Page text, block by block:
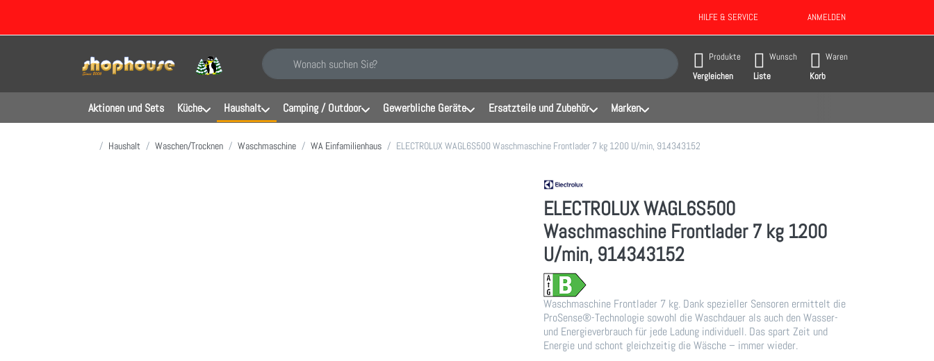
HILFE & SERVICE ANMELDEN
Geben Sie einen Suchbegriff ein. Während Sie tippen, erscheinen automatisch erste Ergebnisse. Drücken Sie die Eingabetaste, um alle Ergebnisse aufzurufen.
Produkte
Vergleichen
Wunsch
Liste
Waren
Korb
Aktionen und Sets Küche Haushalt Camping / Outdoor Gewerbliche Geräte Ersatzteile und Zubehör Marken
Startseite
Haushalt Waschen/Trocknen Waschmaschine WA Einfamilienhaus ELECTROLUX WAGL6S500 Waschmaschine Frontlader 7 kg 1200 U/min, 914343152
ELECTROLUX WAGL6S500
Waschmaschine Frontlader 7 kg 1200
U/min, 914343152
Waschmaschine Frontlader 7 kg. Dank spezieller Sensoren ermittelt die
ProSense®-Technologie sowohl die Waschdauer als auch den Wasser-
und Energieverbrauch für jede Ladung individuell. Das spart Zeit und
Energie und schont gleichzeitig die Wäsche – immer wieder.